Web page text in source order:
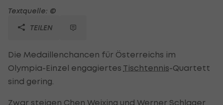
Textquelle: ©
TEILEN
Die Medaillenchancen für Österreichs im
Olympia-Einzel engagiertes Tischtennis-Quartett
sind gering.
Zwar steigen Chen Weixing und Werner Schlager